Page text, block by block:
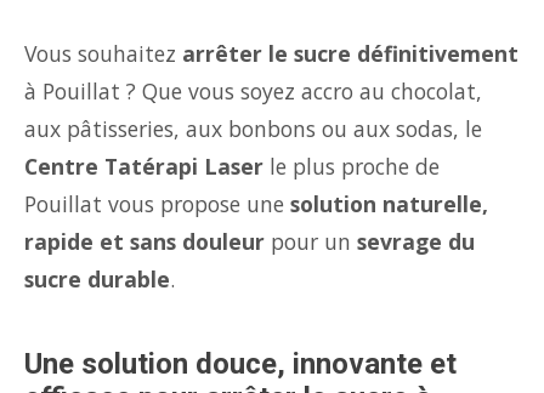
Vous souhaitez arrêter le sucre définitivement
à Pouillat ? Que vous soyez accro au chocolat,
aux pâtisseries, aux bonbons ou aux sodas, le
Centre Tatérapi Laser le plus proche de
Pouillat vous propose une solution naturelle,
rapide et sans douleur pour un sevrage du
sucre durable.
Une solution douce, innovante et